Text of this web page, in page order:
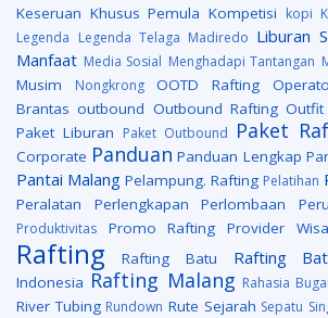
Keseruan Khusus Pemula Kompetisi kopi
Legenda Legenda Telaga Madiredo Liburan
Manfaat Media Sosial Menghadapi Tantangan
Musim
Nongkrong OOTD Rafting
Brantas outbound Outbound Rafting Outfit
Paket Liburan Paket Outbound Paket
Corporate Panduan Panduan Lengkap
Pantai Malang Pelampung. Rafting Pelatihan
Peralatan
Perlengkapan Perlombaan
Produktivitas
Promo Rafting Provider
Rafting Rafting Batu Rafting
Indonesia Rafting Malang Rahasia
River Tubing Rundown Rute Sejarah Sepatu